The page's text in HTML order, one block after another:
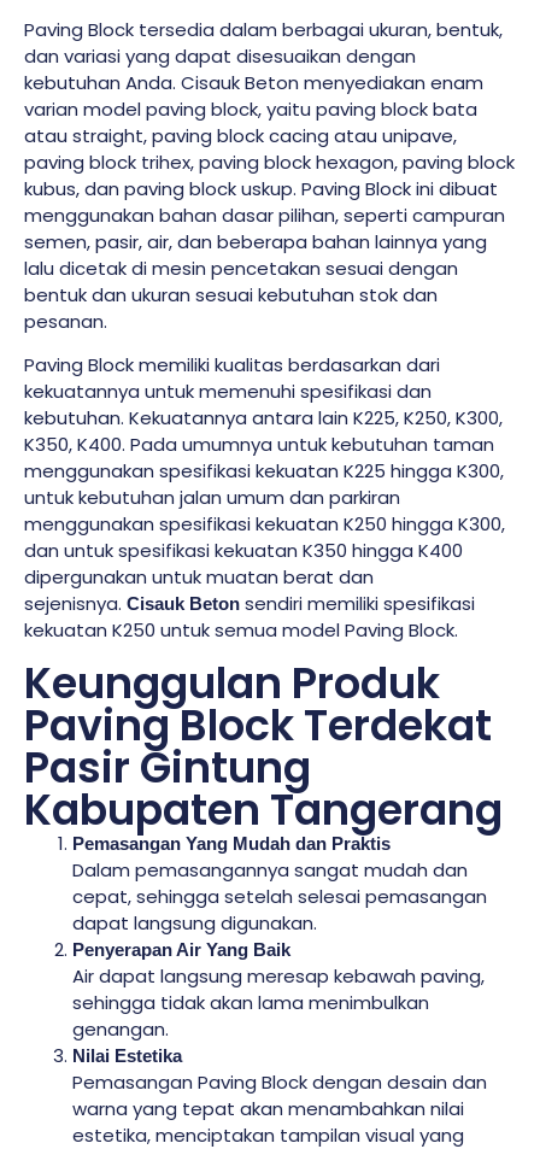
Paving Block tersedia dalam berbagai ukuran, bentuk,
dan variasi yang dapat disesuaikan dengan
kebutuhan Anda. Cisauk Beton menyediakan enam
varian model paving block, yaitu paving block bata
atau straight, paving block cacing atau unipave,
paving block trihex, paving block hexagon, paving block
kubus, dan paving block uskup. Paving Block ini dibuat
menggunakan bahan dasar pilihan, seperti campuran
semen, pasir, air, dan beberapa bahan lainnya yang
lalu dicetak di mesin pencetakan sesuai dengan
bentuk dan ukuran sesuai kebutuhan stok dan
pesanan.
Paving Block memiliki kualitas berdasarkan dari
kekuatannya untuk memenuhi spesifikasi dan
kebutuhan. Kekuatannya antara lain K225, K250, K300,
K350, K400. Pada umumnya untuk kebutuhan taman
menggunakan spesifikasi kekuatan K225 hingga K300,
untuk kebutuhan jalan umum dan parkiran
menggunakan spesifikasi kekuatan K250 hingga K300,
dan untuk spesifikasi kekuatan K350 hingga K400
dipergunakan untuk muatan berat dan
sejenisnya. Cisauk Beton sendiri memiliki spesifikasi
kekuatan K250 untuk semua model Paving Block.
Keunggulan Produk
Paving Block Terdekat
Pasir Gintung
Kabupaten Tangerang
Pemasangan Yang Mudah dan Praktis
Dalam pemasangannya sangat mudah dan
cepat, sehingga setelah selesai pemasangan
dapat langsung digunakan.
Penyerapan Air Yang Baik
Air dapat langsung meresap kebawah paving,
sehingga tidak akan lama menimbulkan
genangan.
Nilai Estetika
Pemasangan Paving Block dengan desain dan
warna yang tepat akan menambahkan nilai
estetika, menciptakan tampilan visual yang